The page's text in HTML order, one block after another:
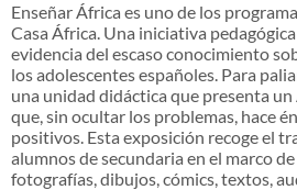
Enseñar África es uno de los
Casa África. Una iniciativa
evidencia del escaso conocimiento
los adolescentes españoles. Para
una unidad didáctica que presenta
que, sin ocultar los problemas, hace
positivos. Esta exposición recoge el
alumnos de secundaria en el marco
fotografías, dibujos, cómics, textos,